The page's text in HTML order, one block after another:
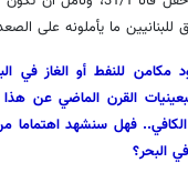
للبنانيين ما يأملونه على
للنفط أو الغاز في
القرن الماضي عن
الكافي.. فهل سنشهد اهتماما
البحر؟